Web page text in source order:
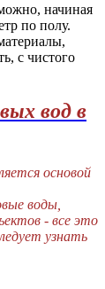
начиная
по полу.
с чистого
вод в
основой
воды,
- все это
узнать